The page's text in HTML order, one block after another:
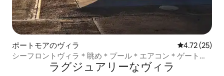
ポートモアのヴィラ レビュー25
4.72 (25)
シーフロントヴィラ＊眺め＊プール＊エアコン＊ゲート＊
ラグジュアリーなヴィラ